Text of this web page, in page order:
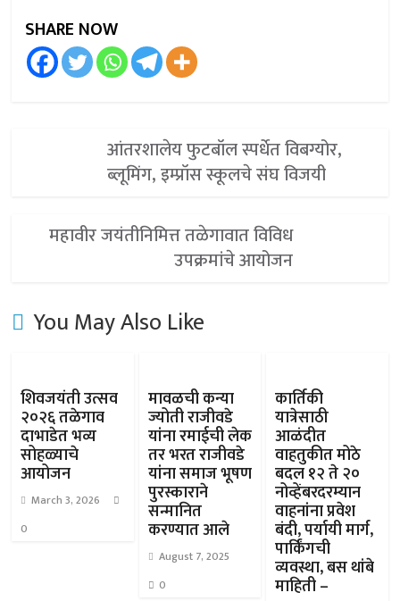
SHARE NOW
आंतरशालेय फुटबॉल स्पर्धेत विबग्योर,
ब्लूमिंग, इम्प्रॉस स्कूलचे संघ विजयी
महावीर जयंतीनिमित्त तळेगावात विविध
उपक्रमांचे आयोजन
You May Also Like
शिवजयंती उत्सव
२०२६ तळेगाव
दाभाडेत भव्य
सोहळ्याचे
आयोजन
March 3, 2026
0
मावळची कन्या
ज्योती राजीवडे
यांना रमाईची लेक
तर भरत राजीवडे
यांना समाज भूषण
पुरस्काराने
सन्मानित
करण्यात आले
August 7, 2025
0
कार्तिकी
यात्रेसाठी
आळंदीत
वाहतुकीत मोठे
बदल १२ ते २०
नोव्हेंबरदरम्यान
वाहनांना प्रवेश
बंदी, पर्यायी मार्ग,
पार्किंगची
व्यवस्था, बस थांबे
माहिती –